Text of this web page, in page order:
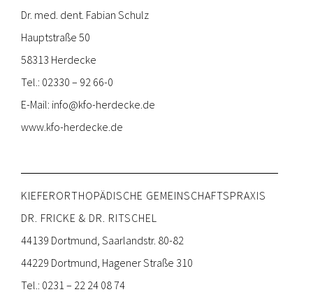
Dr. med. dent. Fabian Schulz
Hauptstraße 50
58313 Herdecke
Tel.: 02330 – 92 66-0
E-Mail: info@kfo-herdecke.de
www.kfo-herdecke.de
KIEFERORTHOPÄDISCHE GEMEINSCHAFTSPRAXIS
DR. FRICKE & DR. RITSCHEL
44139 Dortmund, Saarlandstr. 80-82
44229 Dortmund, Hagener Straße 310
Tel.: 0231 – 22 24 08 74